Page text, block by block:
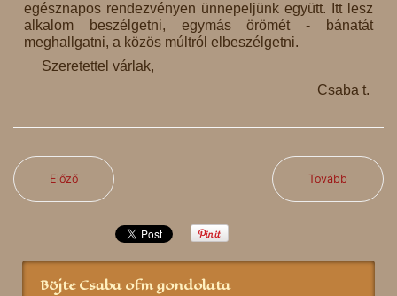
egésznapos rendezvényen ünnepeljünk együtt. Itt lesz
alkalom beszélgetni, egymás örömét - bánatát
meghallgatni, a közös múltról elbeszélgetni.
Szeretettel várlak,
Csaba t.
Előző Tovább
Böjte Csaba ofm gondolata